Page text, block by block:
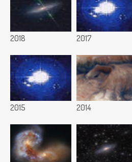
2018 2017
2015 2014